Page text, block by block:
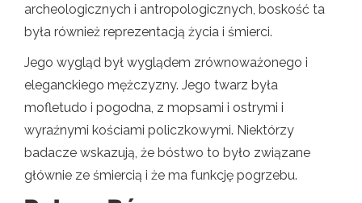
archeologicznych i antropologicznych, boskość ta
była również reprezentacją życia i śmierci.
Jego wygląd był wyglądem zrównoważonego i
eleganckiego mężczyzny. Jego twarz była
mofletudo i pogodna, z mopsami i ostrymi i
wyraźnymi kościami policzkowymi. Niektórzy
badacze wskazują, że bóstwo to było związane
głównie ze śmiercią i że ma funkcję pogrzebu.